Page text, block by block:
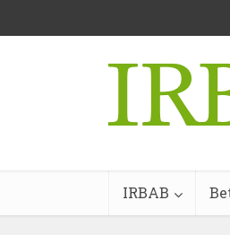
IRBAB